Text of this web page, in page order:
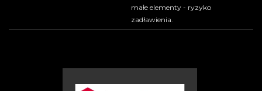
małe elementy - ryzyko
zadławienia.